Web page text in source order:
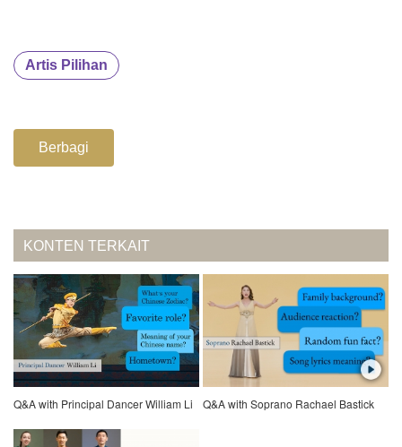
Artis Pilihan
Berbagi
KONTEN TERKAIT
Q&A with Principal Dancer William Li Q&A with Soprano Rachael Bastick